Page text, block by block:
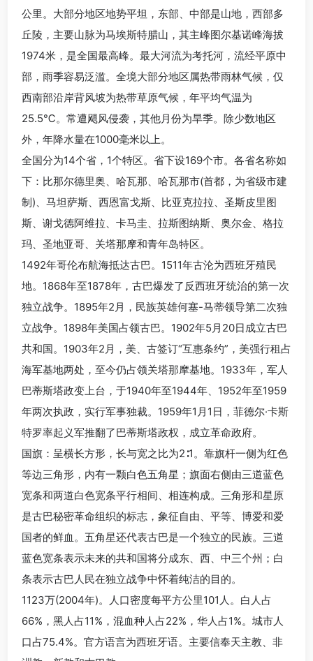
公里。大部分地区地势平坦，东部、中部是山地，西部多
丘陵，主要山脉为马埃斯特腊山，其主峰图尔基诺峰海拔
1974米，是全国最高峰。最大河流为考托河，流经平原中
部，雨季容易泛滥。全境大部分地区属热带雨林气候，仅
西南部沿岸背风坡为热带草原气候，年平均气温为
25.5℃。常遭飓风侵袭，其他月份为旱季。除少数地区
外，年降水量在1000毫米以上。
全国分为14个省，1个特区。省下设169个市。各省名称如
下：比那尔德里奥、哈瓦那、哈瓦那市(首都，为省级市建
制)、马坦萨斯、西恩富戈斯、比亚克拉拉、圣斯皮里图
斯、谢戈德阿维拉、卡马圭、拉斯图纳斯、奥尔金、格拉
玛、圣地亚哥、关塔那摩和青年岛特区。
1492年哥伦布航海抵达古巴。1511年古沦为西班牙殖民
地。1868年至1878年，古巴爆发了反西班牙统治的第一次
独立战争。1895年2月，民族英雄何塞-马蒂领导第二次独
立战争。1898年美国占领古巴。1902年5月20日成立古巴
共和国。1903年2月，美、古签订“互惠条约”，美强行租占
海军基地两处，至今仍占领关塔那摩基地。1933年，军人
巴蒂斯塔政变上台，于1940年至1944年、1952年至1959
年两次执政，实行军事独裁。1959年1月1日，菲德尔·卡斯
特罗率起义军推翻了巴蒂斯塔政权，成立革命政府。
国旗：呈横长方形，长与宽之比为2∶1。靠旗杆一侧为红色
等边三角形，内有一颗白色五角星；旗面右侧由三道蓝色
宽条和两道白色宽条平行相间、相连构成。三角形和星原
是古巴秘密革命组织的标志，象征自由、平等、博爱和爱
国者的鲜血。五角星还代表古巴是一个独立的民族。三道
蓝色宽条表示未来的共和国将分成东、西、中三个州；白
条表示古巴人民在独立战争中怀着纯洁的目的。
1123万(2004年)。人口密度每平方公里101人。白人占
66%，黑人占11%，混血种人占22%，华人占1%。城市人
口占75.4%。官方语言为西班牙语。主要信奉天主教、非